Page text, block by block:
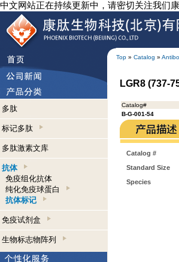
中文网站正在持续更新中，请密切关注我们
Top » Catalog »
多肽
标记多肽
多肽激素文库
抗体
免疫组化抗体
纯化免疫球蛋白
抗体标记
免疫试剂盒
生物标志物阵列
LGR8 (737-
Catalog#
B-G-001-54
Catalog #
Standard Size
Species